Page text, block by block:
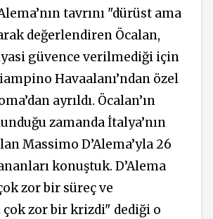
tavrını "dürüst ama
değerlendiren Öcalan,
güvence verilmediği için
Havaalanı’ndan özel
ayrıldı. Öcalan’ın
zamanda İtalya’nın
Massimo D’Alema’yla 26
konuştuk. D’Alema
zor bir süreç ve
zor bir krizdi" dediği o